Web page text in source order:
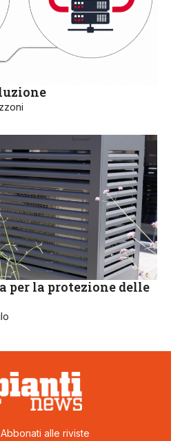
per la protezione delle
Abbonati alle riviste